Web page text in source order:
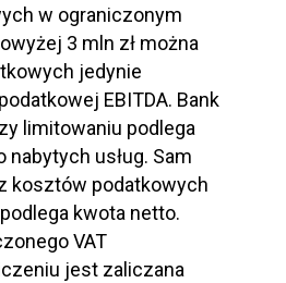
w ograniczonym
3 mln zł można
jedynie
EBITDA. Bank
limitowaniu podlega
usług. Sam
kosztów podatkowych
kwota netto.
VAT
jest zaliczana